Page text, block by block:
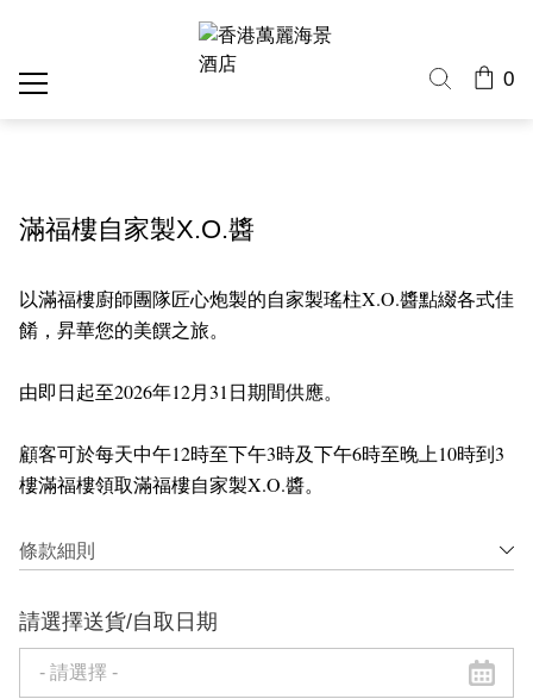
0
滿福樓自家製X.O.醬
以滿福樓廚師團隊匠心炮製的自家製瑤柱X.O.醬點綴各式佳
餚，昇華您的美饌之旅。
由即日起至2026年12月31日期間供應。
顧客可於每天中午12時至下午3時及下午6時至晚上10時到3
樓滿福樓領取滿福樓自家製X.O.醬。
條款細則
請選擇送貨/自取日期